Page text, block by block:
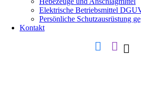
Elektrische Betriebsmittel
Persönliche Schutzausrüstung
Kontakt
facebooktik-